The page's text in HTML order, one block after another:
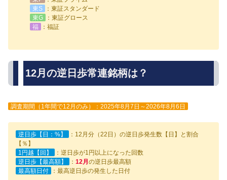
東S
：東証スタンダード
東G
：東証グロース
福
：福証
12月の逆日歩常連銘柄は？
調査期間（1年間で12月のみ）：2025年8月7日～2026年8月6日
逆日歩【日：%】
：12月分（22日）の逆日歩発生数【日】と割合
【％】
1円越【回】
：逆日歩が1円以上になった回数
逆日歩【最高額】
： 12月の逆日歩最高額
最高額日付
：最高逆日歩の発生した日付